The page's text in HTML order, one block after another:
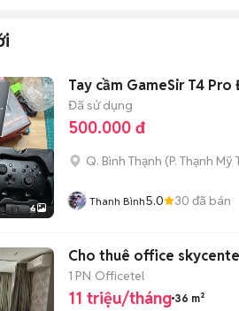
6
Tay cầm GameSir T4
Đã sử dụng
500.000 đ
Q. Bình Thạnh (P. Thạnh Mỹ
Thanh Bình5.0 30 đã bán
Cho thuê office
1 PN Officetel
11 triệu/tháng 36 m²